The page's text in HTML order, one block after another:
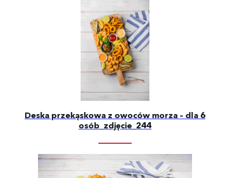
Deska przekąskowa z owoców morza – dla 6
osób_zdjęcie_244